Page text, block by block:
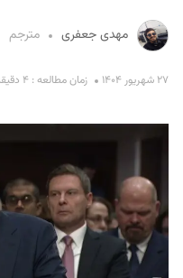
مهدی جعفری مترجم
۲۷ شهریور ۱۴۰۴ زمان مطالعه : ۴ دقیقه